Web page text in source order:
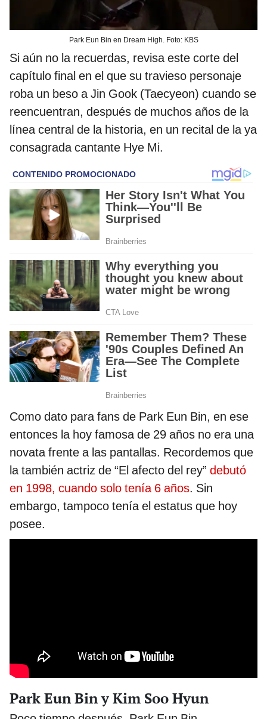
Park Eun Bin en Dream High. Foto: KBS
Si aún no la recuerdas, revisa este corte del
capítulo final en el que su travieso personaje
roba un beso a Jin Gook (Taecyeon) cuando se
reencuentran, después de muchos años de la
línea central de la historia, en un recital de la ya
consagrada cantante Hye Mi.
Como dato para fans de Park Eun Bin, en ese
entonces la hoy famosa de 29 años no era una
novata frente a las pantallas. Recordemos que
la también actriz de “El afecto del rey” debutó
en 1998, cuando solo tenía 6 años. Sin
embargo, tampoco tenía el estatus que hoy
posee.
Park Eun Bin y Kim Soo Hyun